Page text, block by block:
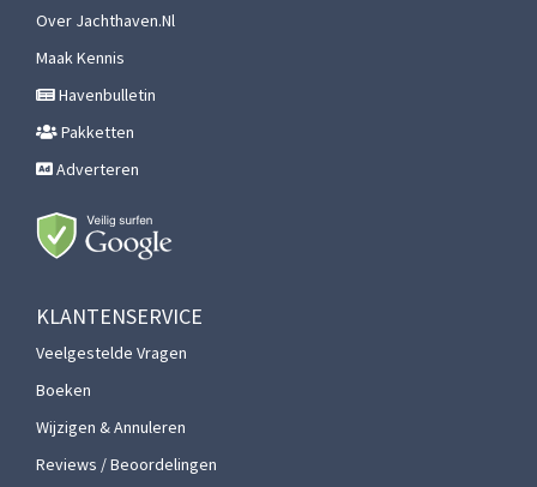
Over Jachthaven.nl
Maak Kennis
Havenbulletin
Pakketten
Adverteren
KLANTENSERVICE
Veelgestelde Vragen
Boeken
Wijzigen & Annuleren
Reviews / Beoordelingen